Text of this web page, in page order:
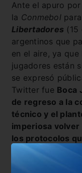
Ante el apuro
la Conmebolpara
Libertadores (15
argentinos que
en el aire, ya que
jugadores están
se expresó
Twitter fue Boca
de regreso a la
técnico y el
imperiosa
los protocolos
Xeneize.